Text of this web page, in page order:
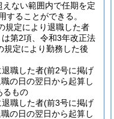
ない範囲内で任期を定
することができる。
規定により退職した者
第2項、令和3年改正法
規定により勤務した後
職した者(前2号に掲げ
の日の翌日から起算し
るもの
職した者(前3号に掲げ
の日の翌日から起算し